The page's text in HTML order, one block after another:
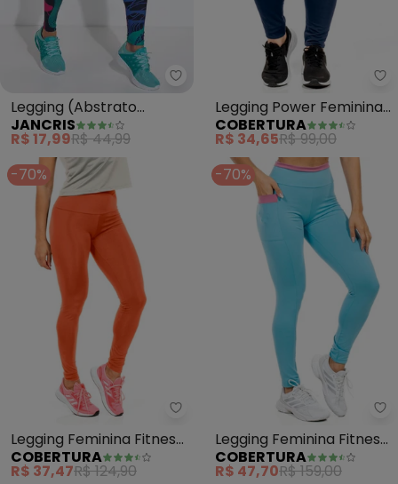
Jancris - Legging (Abstrato
Legging (Abstrato
Colorido) em Malha com
Elastano
JANCRIS
R$ 17,99R$ 44,99
Legging Power Feminina
(Azul)
COBERTURA
R$ 34,65R$ 99,00
-70%
Cobertura - Legging Feminina
Legging Feminina Fitness
(Marrom)
COBERTURA
R$ 37,47R$ 124,90
-70%
Legging Feminina Fitness
(Azul)
COBERTURA
R$ 47,70R$ 159,00